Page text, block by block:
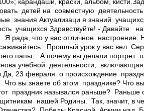
карандаши, краски, альбом,
детей на совместную
знания Актуализаци я знаний
учащихся ­Здравствуйте! - Давайте
Я рада, что у вас отличное настроение.
Прошлый урок у вас вел
папы. ­ А почему вы делали
учебной деятельности,
23 февраля ­ о происхождение
Что вы знаете об этом празднике? Что
праздник назывался раньше?
нашей Родины. ­ Так, значит, в